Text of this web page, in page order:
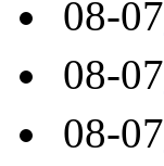
08-07
08-07
08-07